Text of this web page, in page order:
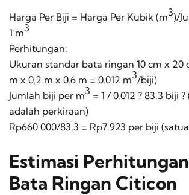
Harga Per Biji = Harga Per Kubik (m3)/
1 m3
Perhitungan:
Ukuran standar bata ringan 10 cm x 20
m x 0,2 m x 0,6 m = 0,012 m3/biji)
Jumlah biji per m3 = 1 / 0,012 ? 83,3 biji
adalah perkiraan)
Rp660.000/83,3 = Rp7.923 per biji
Estimasi
Bata Ringan Citicon